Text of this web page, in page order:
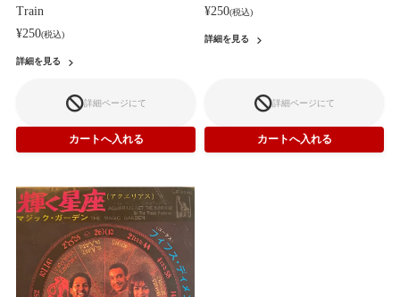
Train
¥250(税込)
詳細を見る
詳細ページにて
¥250(税込)
詳細を見る
詳細ページにて